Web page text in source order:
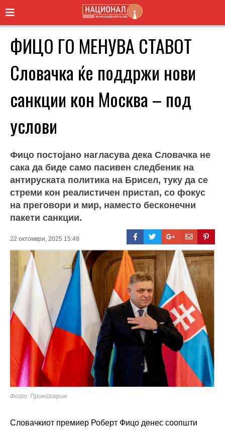
ФИЦО ГО МЕНУВА СТАВОТ
Словачка ќе поддржи нови
санкции кон Москва – под
услови
Фицо постојано нагласува дека Словачка не
сака да биде само пасивен следбеник на
антируската политика на Брисел, туку да се
стреми кон реалистичен пристап, со фокус
на преговори и мир, наместо бесконечни
пакети санкции.
22 октомври, 2025 15:48
Фото: Принтскрин
Словачкиот премиер Роберт Фицо денес соопшти